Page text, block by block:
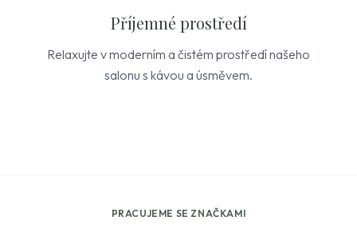
Příjemné prostředí
Relaxujte v moderním a čistém prostředí našeho
salonu s kávou a úsměvem.
PRACUJEME SE ZNAČKAMI